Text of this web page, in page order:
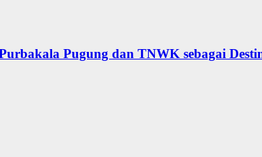
Pugung dan TNWK sebagai